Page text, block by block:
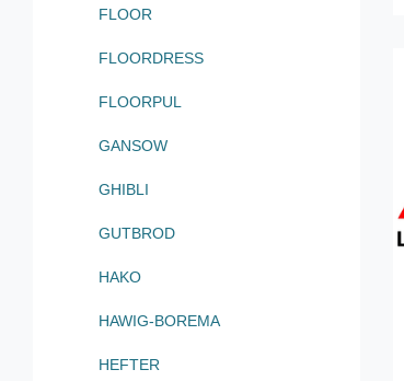
FLOOR
FLOORDRESS
FLOORPUL
GANSOW
GHIBLI
GUTBROD
HAKO
HAWIG-BOREMA
HEFTER